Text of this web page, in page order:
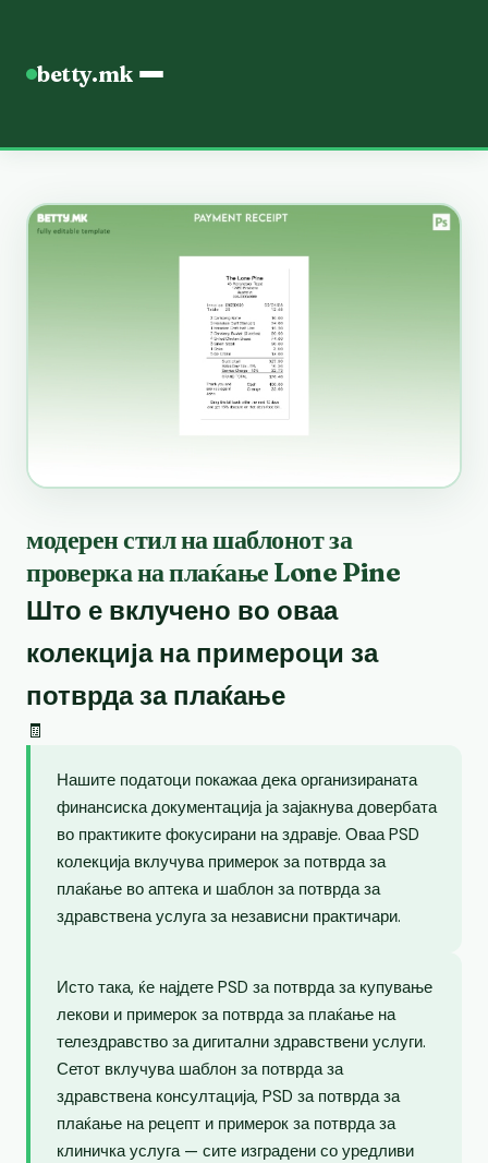
betty.mk
модерен стил на шаблонот за
проверка на плаќање Lone Pine
Што е вклучено во оваа
колекција на примероци за
потврда за плаќање
🧾
Нашите податоци покажаа дека организираната
финансиска документација ја зајакнува довербата
во практиките фокусирани на здравје. Оваа PSD
колекција вклучува примерок за потврда за
плаќање во аптека и шаблон за потврда за
здравствена услуга за независни практичари.
Исто така, ќе најдете PSD за потврда за купување
лекови и примерок за потврда за плаќање на
телездравство за дигитални здравствени услуги.
Сетот вклучува шаблон за потврда за
здравствена консултација, PSD за потврда за
плаќање на рецепт и примерок за потврда за
клиничка услуга — сите изградени со уредливи